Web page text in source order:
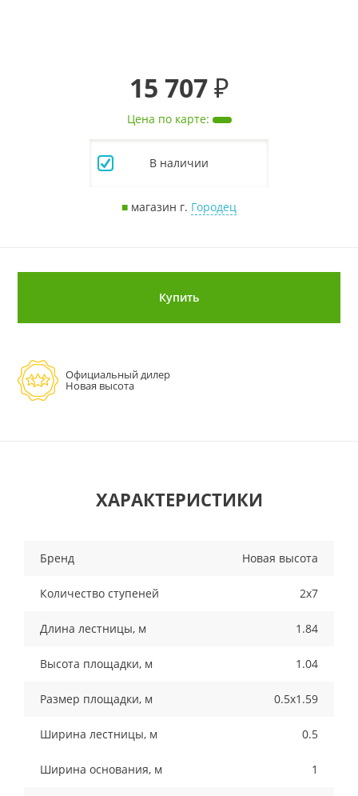
15 707 ₽
Цена по карте:
В наличии
■ магазин г. Городец
Купить
Официальный дилер
Новая высота
ХАРАКТЕРИСТИКИ
Бренд Новая высота
Количество ступеней 2x7
Длина лестницы, м 1.84
Высота площадки, м 1.04
Размер площадки, м 0.5x1.59
Ширина лестницы, м 0.5
Ширина основания, м 1